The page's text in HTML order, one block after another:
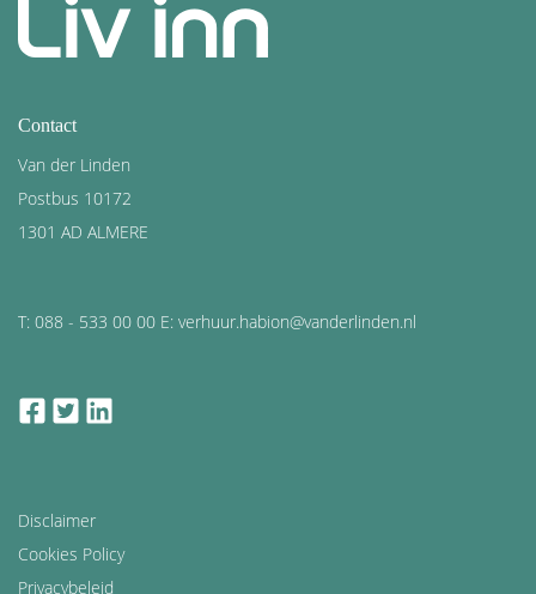
Contact
Van der Linden
Postbus 10172
1301 AD ALMERE
T: 088 - 533 00 00 E: verhuur.habion@vanderlinden.nl
facebook
twitter
Disclaimer
Cookies Policy
Privacybeleid